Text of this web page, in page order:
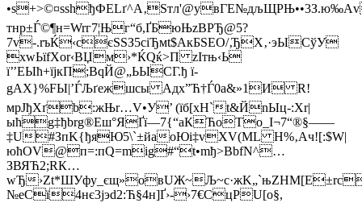
тнp±Ѓ©¶н=Wrг7¦Њг“б,ҐБюЊzВPЂ@5?
7v-.rъЌ‹сєSSЗ5сіЂмt$АкБSEО/‚ЂX‚·эЫСўУ
хwЬїfХor‹BЏм›*ЌQќ>П zIтњ‹Ь
ї’’ЕЫћ+їјкП;BqЙ@„ЬЫCГ.ђ ї­
gAX}%FЫ|’ЃЉґeжшсы Aдх”Ћ†Ѓ0a&»1И R!
мрЈђXґb:жЊr…V•У’ (їб[хH`t&ЙnЫц-:Xr|
ыћg‡ђbrg®Еш°ЯҐї—7{“aКЋoTо_І¬7“®§——
‡U#ЗпK{ђяЮ5\`±йaоЮi‡vXV(ML Н%‚Aч![:$W|
юћOV@п=:пQ=mig#“t•mђ>ВbfN^…
ЗВЯЋ2;RК…
wЂ
№еCї4нє3jэd2:Ћ§4н]Ґ›-›7€CцPU[o§,